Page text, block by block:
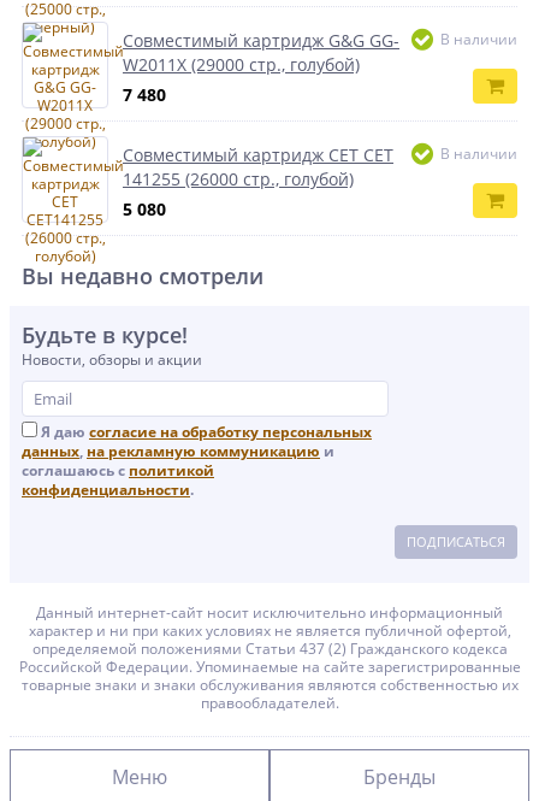
Совместимый картридж G&G GG-
W2011X (29000 стр., голубой)
7 480
В наличии
Совместимый картридж CET CET
141255 (26000 стр., голубой)
5 080
В наличии
Вы недавно смотрели
Будьте в курсе!
Новости, обзоры и акции
Я даю согласие на обработку персональных
данных, на рекламную коммуникацию и
соглашаюсь с политикой
конфиденциальности.
ПОДПИСАТЬСЯ
Данный интернет-сайт носит исключительно информационный
характер и ни при каких условиях не является публичной офертой,
определяемой положениями Статьи 437 (2) Гражданского кодекса
Российской Федерации. Упоминаемые на сайте зарегистрированные
товарные знаки и знаки обслуживания являются собственностью их
правообладателей.
Меню Бренды